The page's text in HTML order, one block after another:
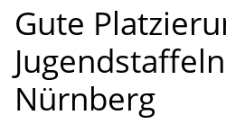
Gute
Nürnberg